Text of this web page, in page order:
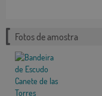
Fotos de amostra